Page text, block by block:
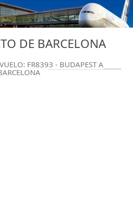
DE BARCELONA
FR8393 - BUDAPEST A